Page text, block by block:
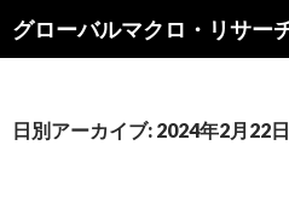
索
ン
日別アーカイブ: 2024年2月22日